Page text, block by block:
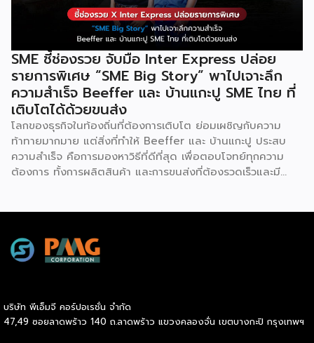
พร้อมกับโอกาสที่จะได้เข้ามาเป็นพาร์ทเนอร์ระดับมืออาชีพร่วมกับ
SME ชี้ช่องรวย จับมือ Inter Express ปล่อย
รายการพิเศษ “SME Big Story” พาไปเจาะลึก
ความสำเร็จ Beeffer และ บ้านแกะปู SME ไทย ที่
เติบโตได้ด้วยขนส่ง
โลกของธุรกิจในท้องถิ่นที่ต้องการเติบโต ย่อมเผชิญกับความ
ท้าทายมากมาย แต่สิ่งที่ทำให้ Beeffer และ บ้านแกะปู ประสบ
ความสำเร็จ คือการมองหาวิธีที่ดีที่สุด เพื่อตอบโจทย์ทุกความ
ต้องการ ทั้งการผลิตสินค้า และการขนส่งที่ต้องรวดเร็วและมี
วัวในจังหวัดระยอง และขยายสู่การเป็นแบรนด์ที่ได้รับความนิยม
ทั่วประเทศ ความสำเร็จของ Beeffer ไม่ได้เกิดขึ้นจากแค่การมี
จังหวัด บ้านแกะปู : ร้านอาหารทะเลในอ่างศิลา กับความสำเร็จ
ที่มาจากความใส่ใจในคุณภาพสินค้า ตอบโจทย์ painpoint ของ
บริษัท พีเอ็มจี คอร์ปอเรชั่น จำกัด
47,49 ซอยลาดพร้าว 140 ถ.ลาดพร้าว แขวงคลองจั่น เขตบางกะปิ กรุงเทพฯ